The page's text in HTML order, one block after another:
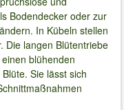
Bodendecker oder zur
In Kübeln stellen
Die langen Blütentriebe
blühenden
Sie lässt sich